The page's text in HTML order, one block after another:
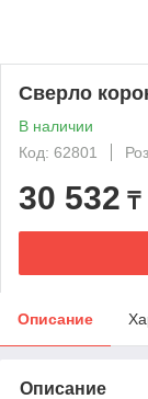
Сверло
В наличии
Код: 62801
30 532 ₸
Описание
Описание